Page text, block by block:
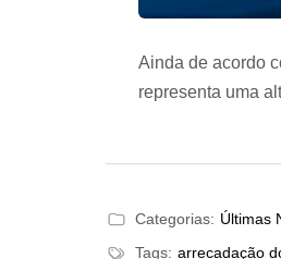
Ainda de acordo
representa uma
Categorias: Últimas
Tags: arrecadação